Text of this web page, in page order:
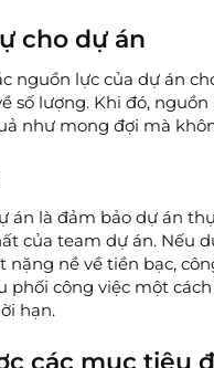
cho dự án
nguồn lực của dự án
số lượng. Khi đó,
như mong đợi mà
án là đảm bảo dự án
của team dự án. Nếu
nề về tiền bạc,
phối công việc một
hạn.